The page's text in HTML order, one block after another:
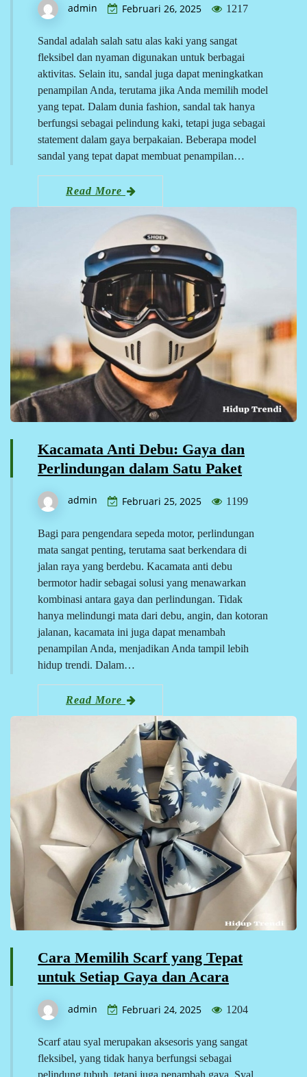
admin Februari 26, 2025 1217
Sandal adalah salah satu alas kaki yang sangat
fleksibel dan nyaman digunakan untuk berbagai
aktivitas. Selain itu, sandal juga dapat meningkatkan
penampilan Anda, terutama jika Anda memilih model
yang tepat. Dalam dunia fashion, sandal tak hanya
berfungsi sebagai pelindung kaki, tetapi juga sebagai
statement dalam gaya berpakaian. Beberapa model
sandal yang tepat dapat membuat penampilan…
Read More
Kacamata Anti Debu: Gaya dan
Perlindungan dalam Satu Paket
admin Februari 25, 2025 1199
Bagi para pengendara sepeda motor, perlindungan
mata sangat penting, terutama saat berkendara di
jalan raya yang berdebu. Kacamata anti debu
bermotor hadir sebagai solusi yang menawarkan
kombinasi antara gaya dan perlindungan. Tidak
hanya melindungi mata dari debu, angin, dan kotoran
jalanan, kacamata ini juga dapat menambah
penampilan Anda, menjadikan Anda tampil lebih
hidup trendi. Dalam…
Read More
Cara Memilih Scarf yang Tepat
untuk Setiap Gaya dan Acara
admin Februari 24, 2025 1204
Scarf atau syal merupakan aksesoris yang sangat
fleksibel, yang tidak hanya berfungsi sebagai
pelindung tubuh, tetapi juga penambah gaya. Syal